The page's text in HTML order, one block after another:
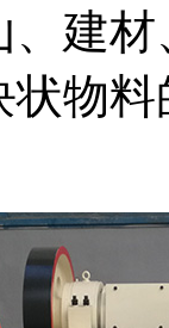
、建
物